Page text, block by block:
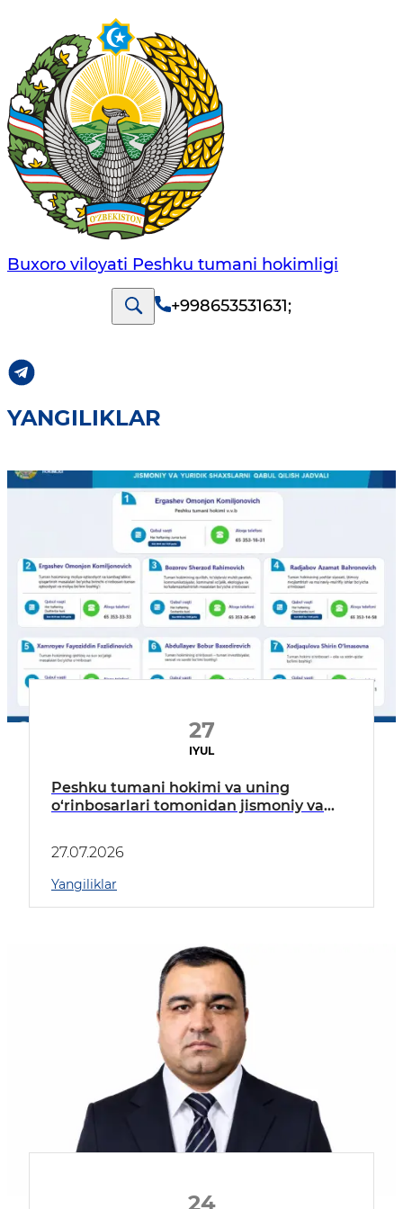
Buxoro viloyati Peshku tumani hokimligi
+998653531631;
YANGILIKLAR
27
IYUL
Peshku tumani hokimi va uning
o‘rinbosarlari tomonidan jismoniy va
27.07.2026
Yangiliklar
24